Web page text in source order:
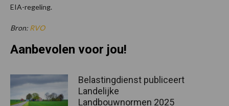
EIA-regeling.
Bron: RVO
Aanbevolen voor jou!
Belastingdienst publiceert
Landelijke
Landbouwnormen 2025